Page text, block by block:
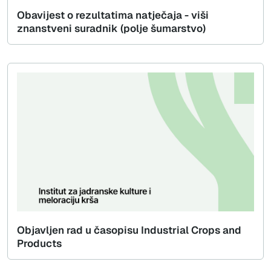
Obavijest o rezultatima natječaja - viši
znanstveni suradnik (polje šumarstvo)
Objavljen rad u časopisu Industrial Crops and
Products